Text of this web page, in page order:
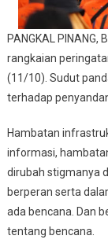
PANGKAL PINANG,
rangkaian
(11/10). Sudut
terhadap
Hambatan
informasi,
dirubah stigmanya
berperan serta
ada bencana. Dan
tentang bencana.